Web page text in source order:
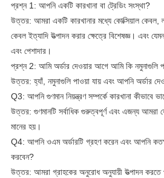
প্রশ্ন 1: আপনি একটি কারখানা বা ট্রেডিং সংস্থা?
উত্তর: আমরা একটি কারখানার মধ্যে কোক্সিয়াল কেবল,
কেবল ইত্যাদি উত্পাদন করার ক্ষেত্রে বিশেষজ্ঞ। এবং
এবং পেশাদার।
প্রশ্ন 2: আমি অর্ডার দেওয়ার আগে আমি কি নমুনাগুলি
উত্তর: হ্যাঁ, নমুনাগুলি পাওয়া যায় এবং আপনি অর্ডার
Q3: আপনি গুণমান নিয়ন্ত্রণ সম্পর্কে কারখানা কীভাবে
উত্তর: গুণমানটি সর্বাধিক গুরুত্বপূর্ণ এবং এজন্য আমরা
মানের হয়।
Q4: আপনি ওএম অর্ডারটি গ্রহণ করেন এবং আপনি
করবেন?
উত্তর: আমরা গ্রাহকের অনুরোধ অনুযায়ী উত্পাদন করতে